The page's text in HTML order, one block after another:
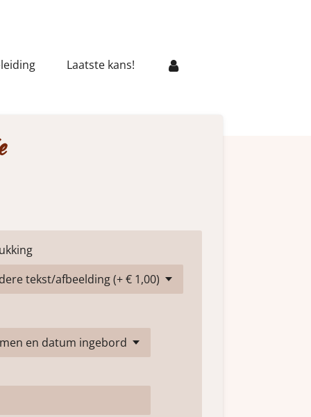
Laatste kans!